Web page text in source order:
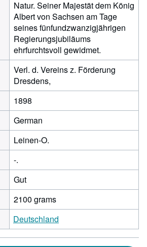
Natur. Seiner Majestät dem König
Albert von Sachsen am Tage
seines fünfundzwanzigjährigen
Regierungsjubiläums
ehrfurchtsvoll gewidmet.
Verl. d. Vereins z. Förderung
Dresdens,
1898
German
Leinen-O.
-.
Gut
2100 grams
Deutschland